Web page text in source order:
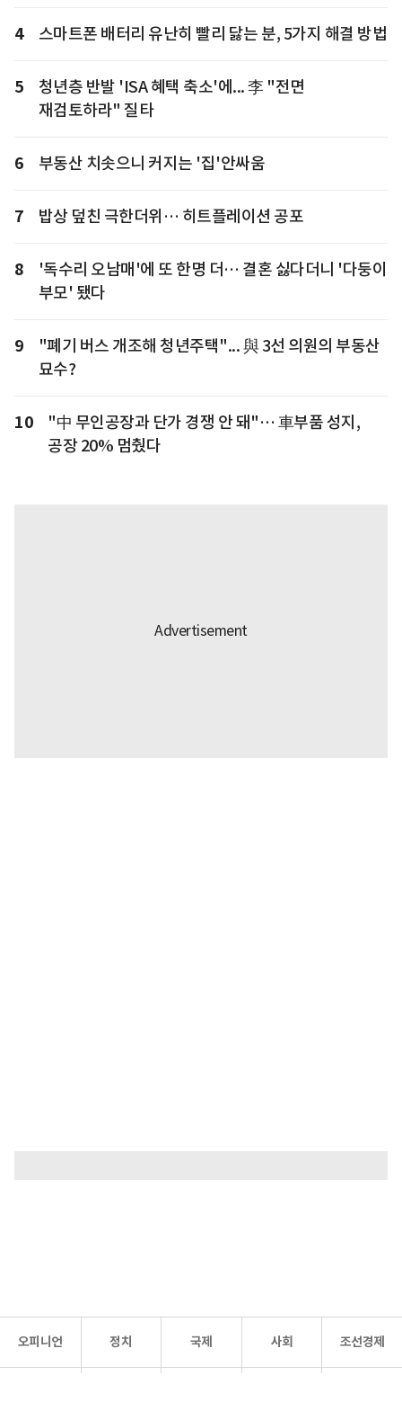
4 스마트폰 배터리 유난히 빨리 닳는 분, 5가지 해결 방법
5
청년층 반발 'ISA 혜택 축소'에... 李 "전면
재검토하라" 질타
6 부동산 치솟으니 커지는 '집'안싸움
7 밥상 덮친 극한더위… 히트플레이션 공포
8
'독수리 오남매'에 또 한명 더… 결혼 싫다더니 '다둥이
부모' 됐다
9
"폐기 버스 개조해 청년주택"... 與 3선 의원의 부동산
묘수?
10
"中 무인공장과 단가 경쟁 안 돼"… 車부품 성지,
공장 20% 멈췄다
오피니언 정치 국제 사회 조선경제